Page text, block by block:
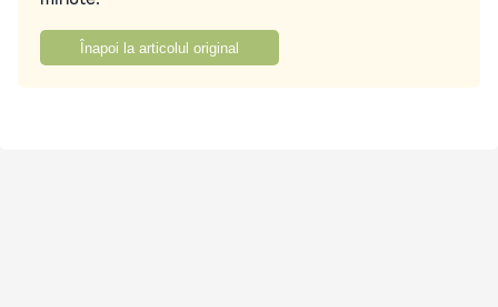
Înapoi la articolul original